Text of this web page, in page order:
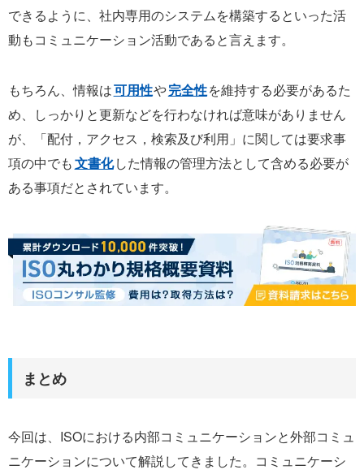
できるように、社内専用のシステムを構築するといった活
動もコミュニケーション活動であると言えます。
もちろん、情報は可用性や完全性を維持する必要があるた
め、しっかりと更新などを行わなければ意味がありません
が、「配付，アクセス，検索及び利用」に関しては要求事
項の中でも文書化した情報の管理方法として含める必要が
ある事項だとされています。
まとめ
今回は、ISOにおける内部コミュニケーションと外部コミュ
ニケーションについて解説してきました。コミュニケーシ